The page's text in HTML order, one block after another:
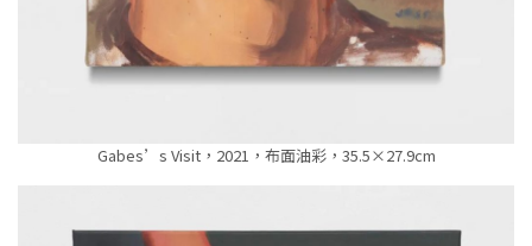
Gabes’s Visit，2021，布面油彩，35.5×27.9cm